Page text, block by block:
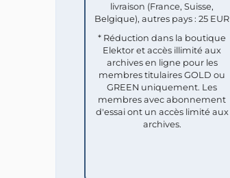
livraison (France, Suisse,
Belgique), autres pays : 25 EUR
* Réduction dans la boutique
Elektor et accès illimité aux
archives en ligne pour les
membres titulaires GOLD ou
GREEN uniquement. Les
membres avec abonnement
d'essai ont un accès limité aux
archives.